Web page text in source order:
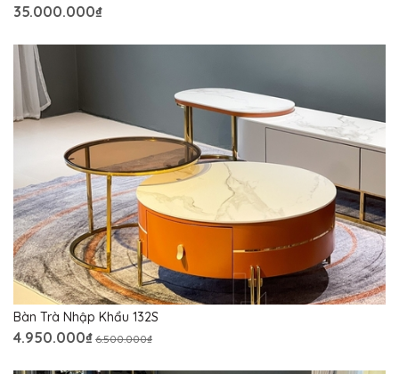
35.000.000₫
Bàn Trà Nhập Khẩu 132S
4.950.000₫ 6.500.000₫